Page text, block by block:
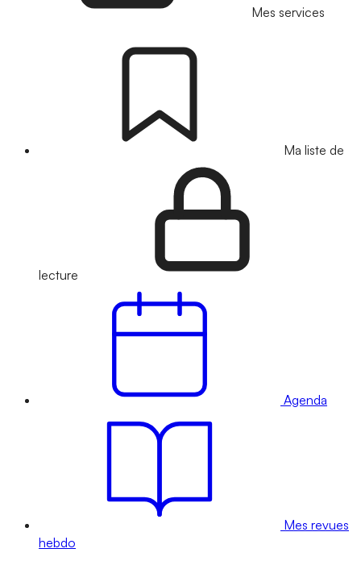
Mes services
Ma liste de
lecture
Agenda
Mes revues
hebdo